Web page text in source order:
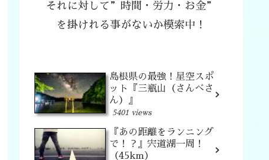
それに対して”時間・労力・お金”
を掛けれる事がないか模索中！
島根県の最強！星空スポ
ット『三瓶山（さんべさ
ん）』
5401 views
『あの距離をランニング
で！？』宍道湖一周！
（45km）